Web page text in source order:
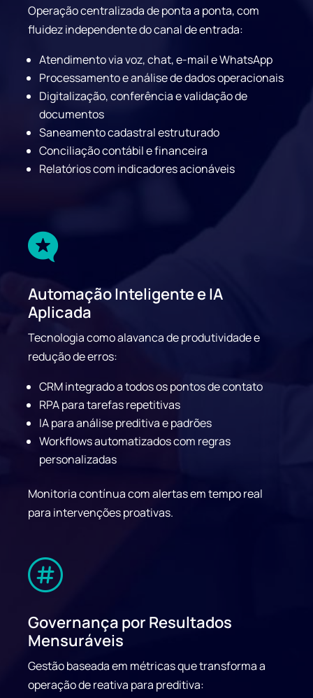
Operação centralizada de ponta a ponta, com
fluidez independente do canal de entrada:
Atendimento via voz, chat, e-mail e WhatsApp
Processamento e análise de dados operacionais
Digitalização, conferência e validação de
documentos
Saneamento cadastral estruturado
Conciliação contábil e financeira
Relatórios com indicadores acionáveis

Automação Inteligente e IA
Aplicada
Tecnologia como alavanca de produtividade e
redução de erros:
CRM integrado a todos os pontos de contato
RPA para tarefas repetitivas
IA para análise preditiva e padrões
Workflows automatizados com regras
personalizadas
Monitoria contínua com alertas em tempo real
para intervenções proativas.

Governança por Resultados
Mensuráveis
Gestão baseada em métricas que transforma a
operação de reativa para preditiva: